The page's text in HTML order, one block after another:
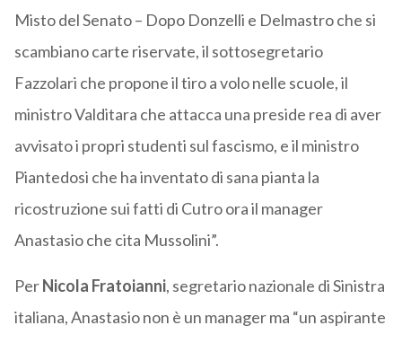
Misto del Senato – Dopo Donzelli e Delmastro che si
scambiano carte riservate, il sottosegretario
Fazzolari che propone il tiro a volo nelle scuole, il
ministro Valditara che attacca una preside rea di aver
avvisato i propri studenti sul fascismo, e il ministro
Piantedosi che ha inventato di sana pianta la
ricostruzione sui fatti di Cutro ora il manager
Anastasio che cita Mussolini”.
PerNicola Fratoianni, segretario nazionale di Sinistra
italiana, Anastasio non è un manager ma “un aspirante